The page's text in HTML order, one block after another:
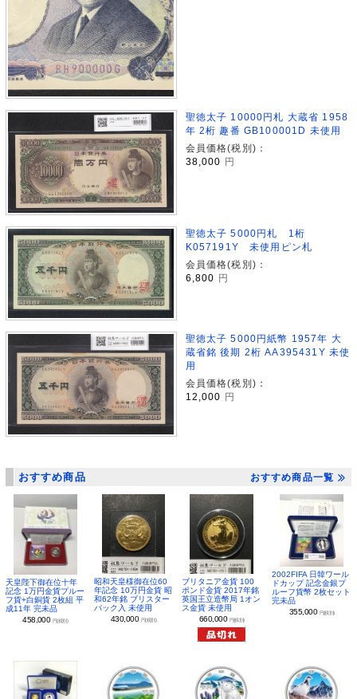
聖徳太子 10000円札 大蔵省 1958
年 2桁 趣番 GB100001D 未使用
会員価格(税別)：
38,000
円
聖徳太子 5000円札 1桁
K057191Y 未使用ピン札
会員価格(税別)：
6,800 円
聖徳太子 5000円紙幣 1957年 大
蔵省銘 後期 2桁 AA395431Y 未使
用
会員価格(税別)：
12,000
円
おすすめ商品 おすすめ商品一覧
天皇陛下御在位十年
記念 1万円金貨プルー
フ貨+白銅貨 2枚組 平
成11年 完未品
458,000 円(税別)
昭和天皇様御在位60
年記念 10万円金貨 昭
和62年銘 ブリスター
パック入 未使用
430,000 円(税別)
ブリタニア金貨 100
ポンド金貨 2017年銘
英国王立造幣局 1オン
ス金貨 未使用
660,000 円(税別)
2002FIFA 日韓ワール
ドカップ 記念金銀プ
ルーフ貨幣 2枚セット
完未品
355,000 円(税別)